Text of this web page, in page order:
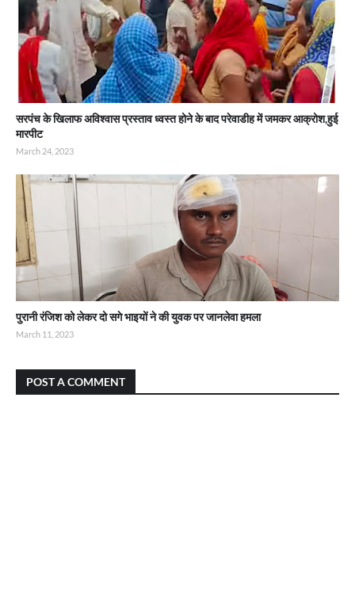
सरपंच के खिलाफ अविश्वास प्रस्ताव ध्वस्त होने के बाद परेवाडीह में जमकर आक्रोश,हुई
मारपीट
March 24, 2023
पुरानी रंजिश को लेकर दो सगे भाइयों ने की युवक पर जानलेवा हमला
March 11, 2023
POST A COMMENT